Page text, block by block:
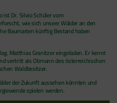
ist Dr. Silvio Schüler vom
wie sich unsere Wälder an den
Baumarten künftig Bestand haben
Matthias Granitzer eingeladen. Er kennt
vertritt als Obmann des österreichischen
Waldbesitzer.
der Zukunft aussehen könnten und
spielen werden.